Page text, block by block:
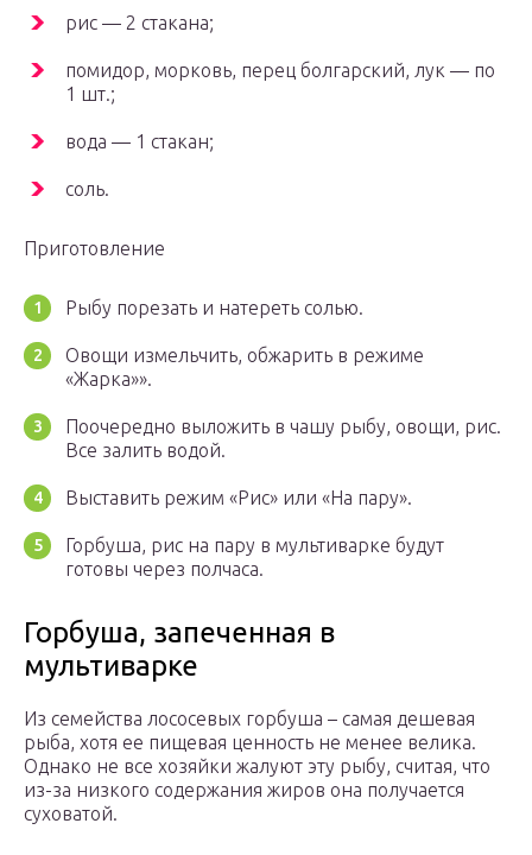
рис — 2 стакана;
помидор, морковь, перец болгарский, лук — по
1 шт.;
вода — 1 стакан;
соль.
Приготовление
Рыбу порезать и натереть солью.
Овощи измельчить, обжарить в режиме
«Жарка»».
Поочередно выложить в чашу рыбу, овощи, рис.
Все залить водой.
Выставить режим «Рис» или «На пару».
Горбуша, рис на пару в мультиварке будут
готовы через полчаса.
Горбуша, запеченная в
мультиварке
Из семейства лососевых горбуша – самая дешевая
рыба, хотя ее пищевая ценность не менее велика.
Однако не все хозяйки жалуют эту рыбу, считая, что
из-за низкого содержания жиров она получается
суховатой.